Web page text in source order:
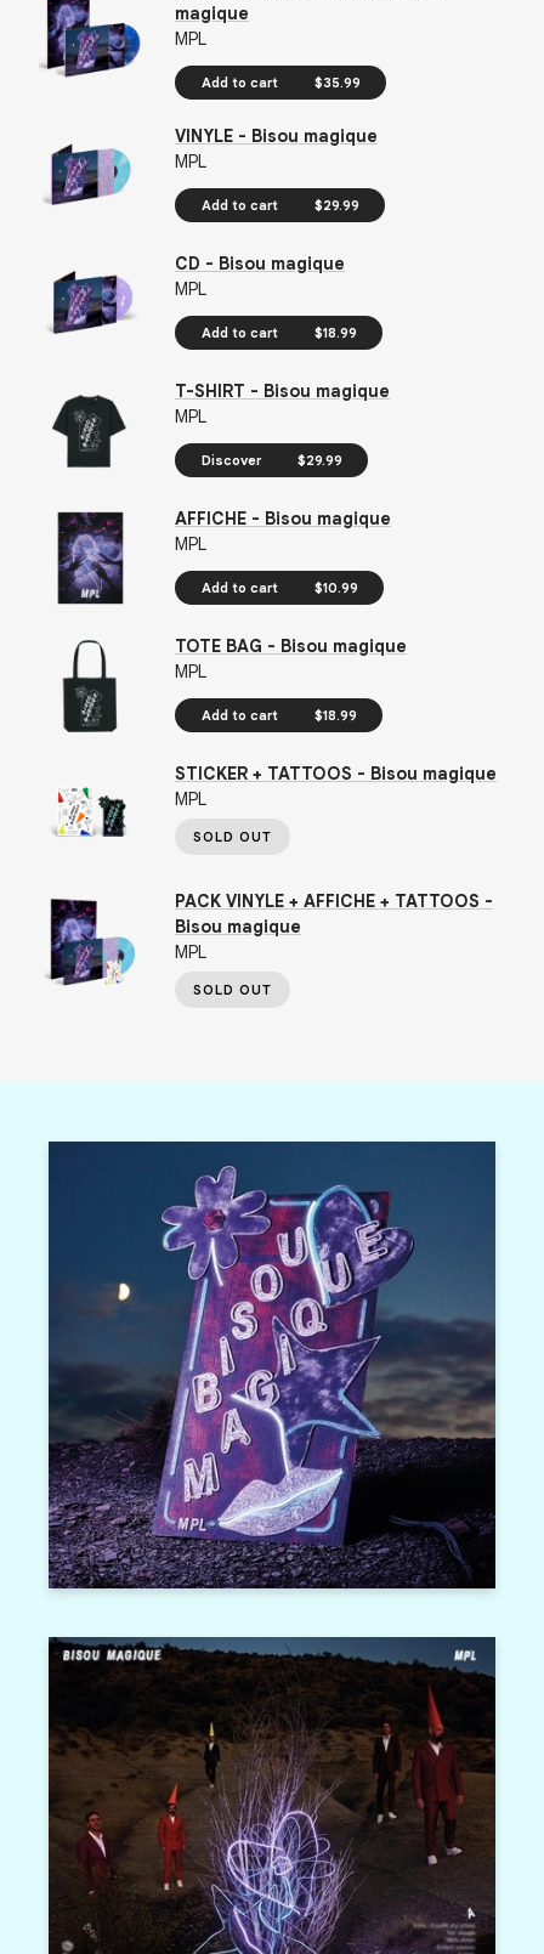
magique
MPL
Add to cart $35.99
VINYLE - Bisou magique
MPL
Add to cart $29.99
CD - Bisou magique
MPL
Add to cart $18.99
T-SHIRT - Bisou magique
MPL
Discover $29.99
AFFICHE - Bisou magique
MPL
Add to cart $10.99
TOTE BAG - Bisou magique
MPL
Add to cart $18.99
STICKER + TATTOOS - Bisou magique
MPL
SOLD OUT
PACK VINYLE + AFFICHE + TATTOOS -
Bisou magique
MPL
SOLD OUT